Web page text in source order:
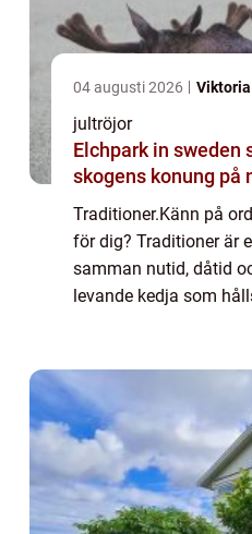
04 augusti 2026
jultröjor
Elchpark in sweden så upplevs
skogens konung på
Traditioner.Känn på
för dig? Traditioner är
samman nutid, dåtid
levande kedja som